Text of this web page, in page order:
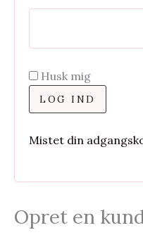
Husk mig
LOG IND
Mistet din
Opret en